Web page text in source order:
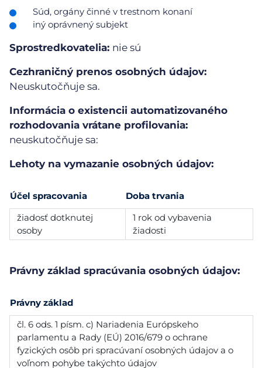
Súd, orgány činné v trestnom konaní
iný oprávnený subjekt
Sprostredkovatelia: nie sú
Cezhraničný prenos osobných údajov:
Neuskutočňuje sa.
Informácia o existencii automatizovaného
rozhodovania vrátane profilovania:
neuskutočňuje sa:
Lehoty na vymazanie osobných údajov:
Účel spracovania
Doba trvania
žiadosť dotknutej
osoby
1 rok od vybavenia
žiadosti
Právny základ spracúvania osobných údajov:
Právny základ
čl. 6 ods. 1 písm. c) Nariadenia Európskeho
parlamentu a Rady (EÚ) 2016/679 o ochrane
fyzických osôb pri spracúvaní osobných údajov a o
voľnom pohybe takýchto údajov